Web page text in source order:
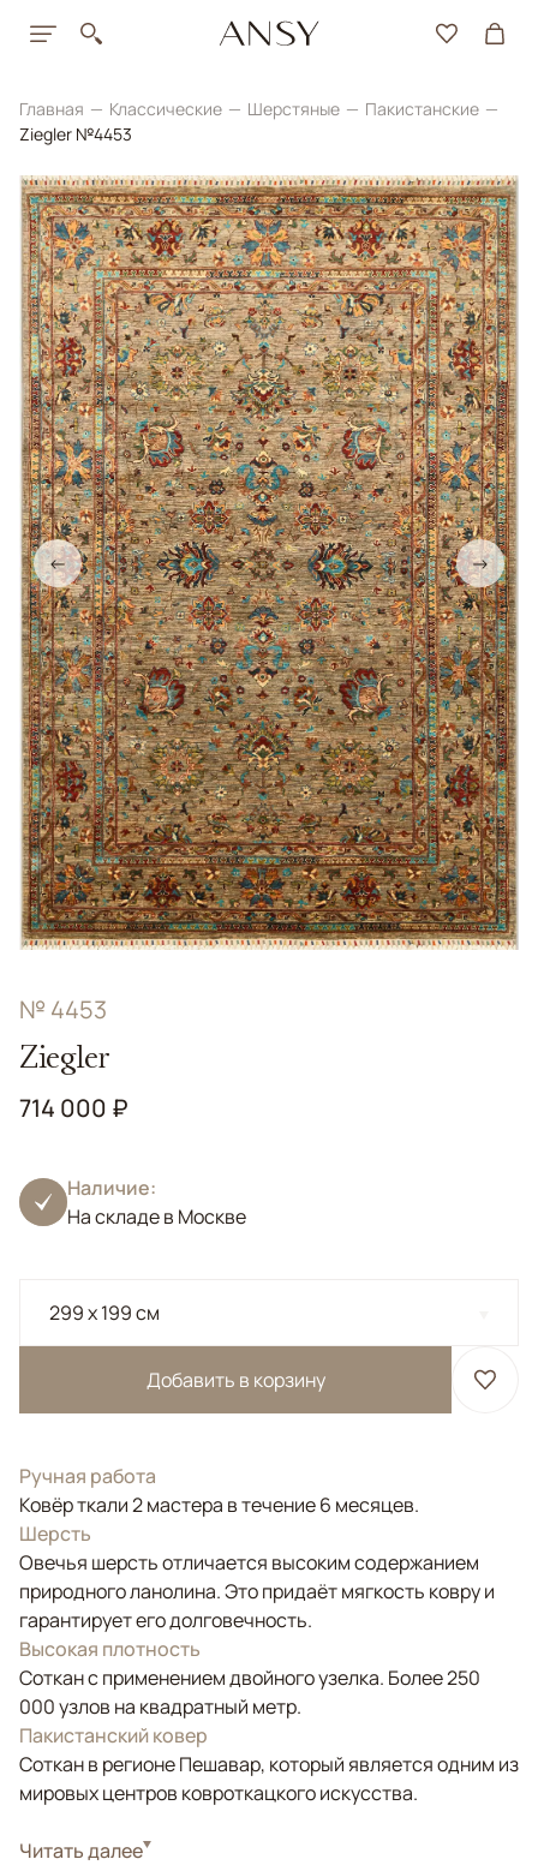
Главная Классические Шерстяные
Пакистанские
Ziegler №4453
← →
№ 4453
Ziegler
714 000 ₽
Наличие:
На складе в Москве
299 x 199 см
Добавить в корзину
Ручная работа
Ковёр ткали 2 мастера в течение 6 месяцев.
Шерсть
Овечья шерсть отличается высоким содержанием
природного ланолина. Это придаёт мягкость ковру и
гарантирует его долговечность.
Высокая плотность
Соткан с применением двойного узелка. Более 250
000 узлов на квадратный метр.
Пакистанский ковер
Соткан в регионе Пешавар, который является одним из
мировых центров ковроткацкого искусства.
СтильКлассические
Читать далее